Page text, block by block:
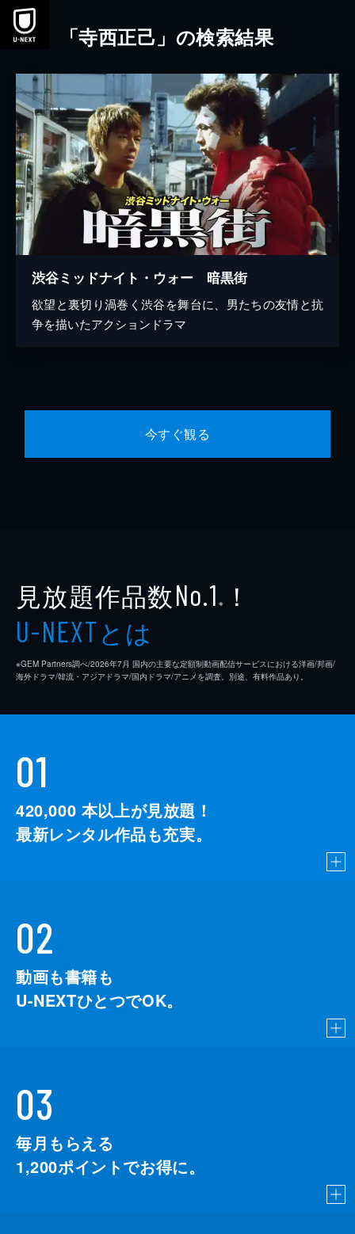
本文へスキップ
「寺西正己」の検索結果
渋谷ミッドナイト・ウォー 暗黒街
欲望と裏切り渦巻く渋谷を舞台に、男たちの友情と抗
争を描いたアクションドラマ
今すぐ観る
見放題作品数No.1 ※ ！
U-NEXTとは
※GEM Partners調べ/2026年7⽉ 国内の主要な定額制動画配信サービスにおける洋画/邦画/
海外ドラマ/韓流・アジアドラマ/国内ドラマ/アニメを調査。別途、有料作品あり。
01
420,000 本以上が見放題！
最新レンタル作品も充実。
02
動画も書籍も
U-NEXTひとつでOK。
03
毎月もらえる
1,200ポイントでお得に。